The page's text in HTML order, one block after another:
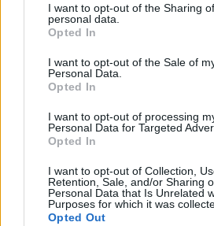
not limited to your visit or usage
grant or deny consent to Google and
use your data for below specified
consent section.
I want to opt-out of the Sharing
personal data.
Opted In
I want to opt-out of the Sale of
Personal Data.
Opted In
I want to opt-out of processing
Personal Data for Targeted
Opted In
I want to opt-out of Collection,
Retention, Sale, and/or Sharing
Personal Data that Is Unrelated
Purposes for which it was
Opted Out